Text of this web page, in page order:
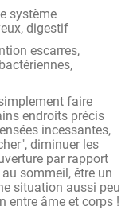
système
digestif
escarres,
faire
endroits précis
incessantes,
diminuer les
par rapport
sommeil, être un
situation aussi peu
entre âme et corps !